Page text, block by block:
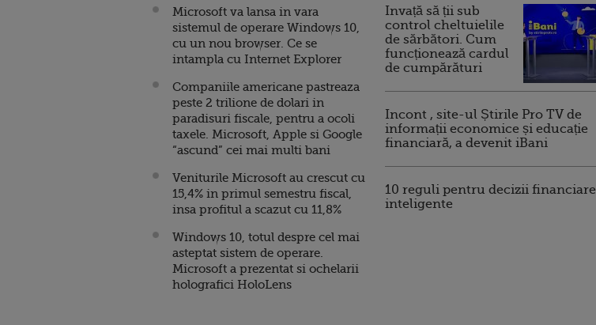
Microsoft va lansa in vara
sistemul de operare Windows 10,
cu un nou browser. Ce se
intampla cu Internet Explorer
Companiile americane pastreaza
peste 2 trilione de dolari in
paradisuri fiscale, pentru a ocoli
taxele. Microsoft, Apple si Google
“ascund” cei mai multi bani
Veniturile Microsoft au crescut cu
15,4% in primul semestru fiscal,
insa profitul a scazut cu 11,8%
Windows 10, totul despre cel mai
asteptat sistem de operare.
Microsoft a prezentat si ochelarii
holografici HoloLens
Invață să ții sub
control cheltuielile
de sărbători. Cum
funcționează cardul
de cumpărături
Incont , site-ul Știrile Pro TV de
informații economice și educație
financiară, a devenit iBani
10 reguli pentru decizii financiare
inteligente